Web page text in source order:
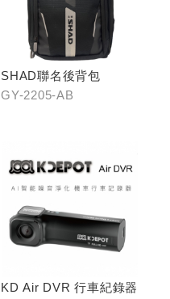
SHAD聯名後背包
GY-2205-AB
KD Air DVR 行車紀錄器